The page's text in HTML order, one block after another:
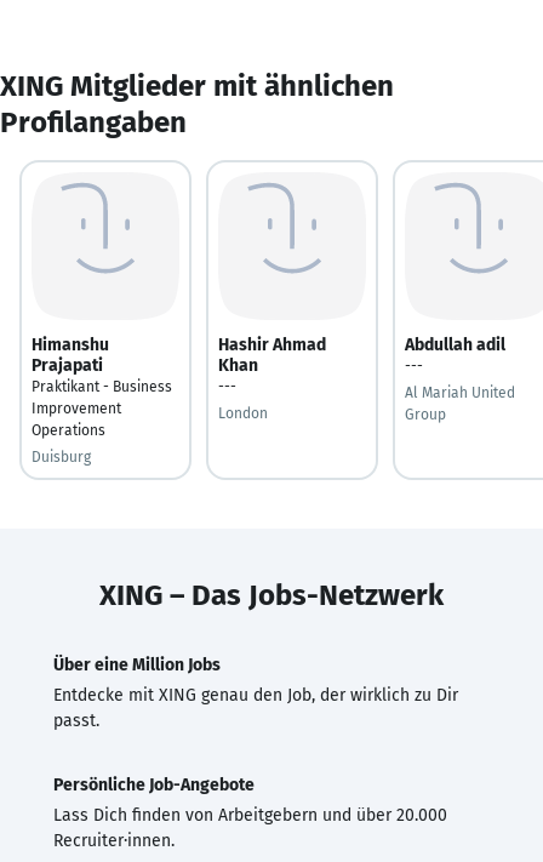
XING Mitglieder mit ähnlichen
Profilangaben
Himanshu
Prajapati
Praktikant - Business
Improvement
Operations
Duisburg
Hashir Ahmad
Khan
---
London
Abdullah adil
---
Al Mariah United
Group
XING – Das Jobs-Netzwerk
Über eine Million Jobs
Entdecke mit XING genau den Job, der wirklich zu Dir
passt.
Persönliche Job-Angebote
Lass Dich finden von Arbeitgebern und über 20.000
Recruiter·innen.